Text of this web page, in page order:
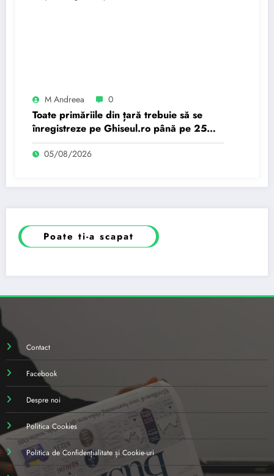
M Andreea 0
Toate primăriile din țară trebuie să se
înregistreze pe Ghiseul.ro până pe 25
august. 919 primari au…
05/08/2026
Poate ti-a scapat
Contact
Facebook
Despre noi
Politica Cookies
Politica de Confidențialitate și Cookie-uri